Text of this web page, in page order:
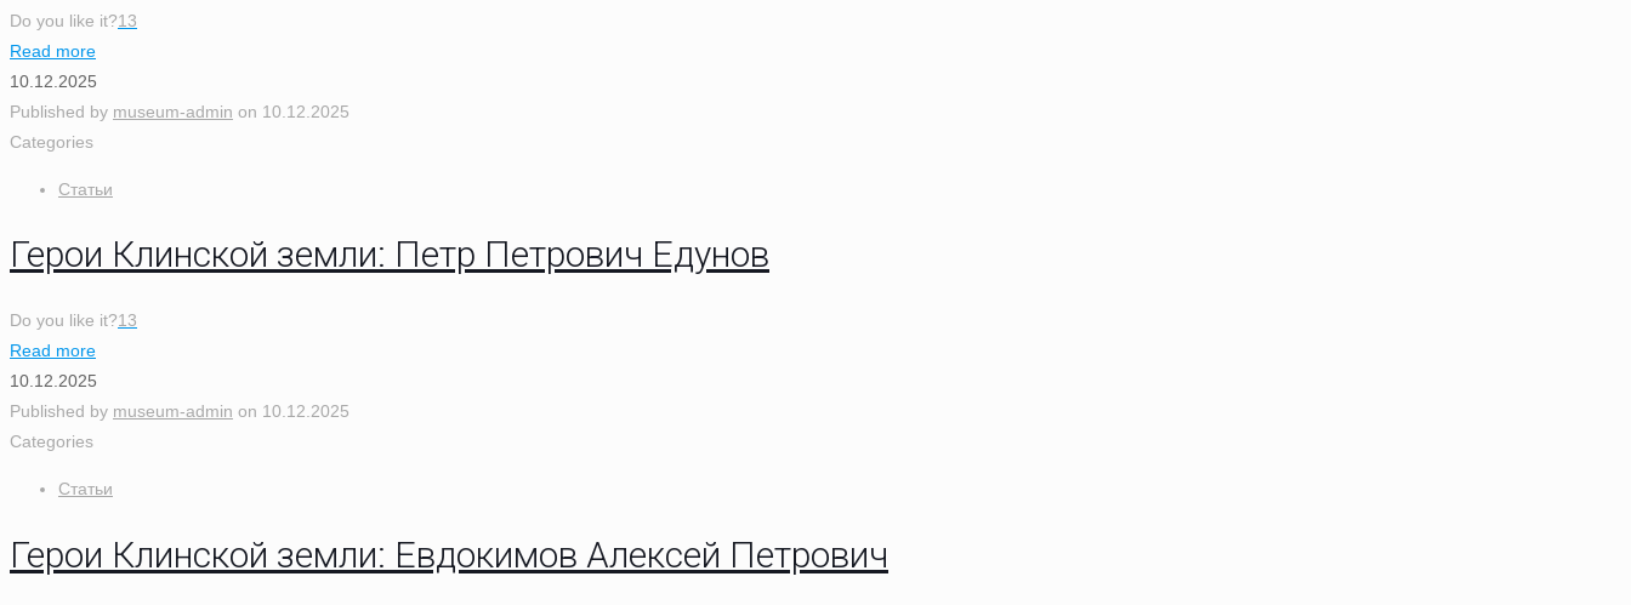
Do you like it?13
Read more
10.12.2025
Published by museum-admin on 10.12.2025
Categories
Статьи
Герои Клинской земли: Петр Петрович Едунов
Do you like it?13
Read more
10.12.2025
Published by museum-admin on 10.12.2025
Categories
Статьи
Герои Клинской земли: Евдокимов Алексей Петрович